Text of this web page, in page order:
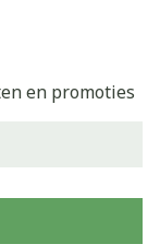
en promoties